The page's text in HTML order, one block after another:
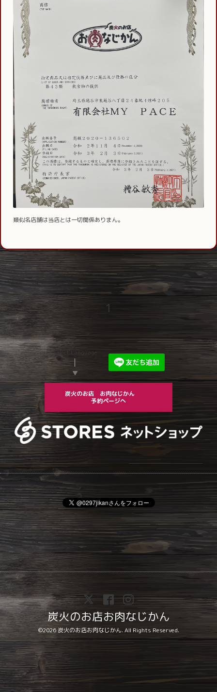
類似名店舗は当店とは一切関係ありまん。
1
Select Language
▼
炭火のお店 お肉なじかん
予約ページへ
炭火のお店お肉なじかん
©2026炭火のお店お肉なじかん. All Rights Reserved.